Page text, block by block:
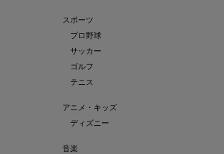
スポーツ
プロ野球
サッカー
ゴルフ
テニス
アニメ・キッズ
ディズニー
音楽